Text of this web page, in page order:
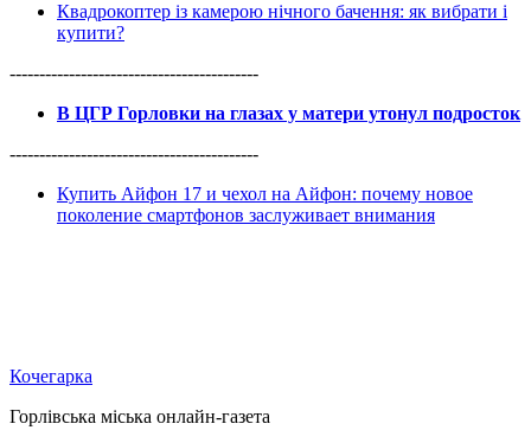
Квадрокоптер із камерою нічного бачення: як вибрати і
купити?
------------------------------------------
В ЦГР Горловки на глазах у матери утонул подросток
------------------------------------------
Купить Айфон 17 и чехол на Айфон: почему новое
поколение смартфонов заслуживает внимания
Кочегарка
Горлівська міська онлайн-газета